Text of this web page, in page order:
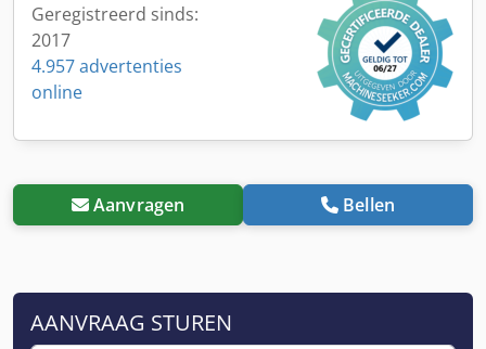
Geregistreerd sinds:
2017
4.957 advertenties
online
Aanvragen Bellen
AANVRAAG STUREN